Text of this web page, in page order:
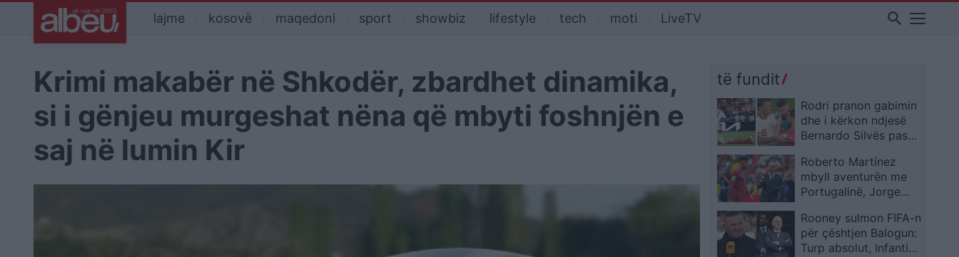
lajme kosovë maqedoni sport showbiz lifestyle tech moti LiveTV search
Krimi makabër në Shkodër, zbardhet dinamika,
si i gënjeu murgeshat nëna që mbyti foshnjën e
saj në lumin Kir
të fundit
Rodri pranon gabimin
dhe i kërkon ndjesë
Bernardo Silvës pas
sfidës me Portugalinë
Roberto Martínez
mbyll aventurën me
Portugalinë, Jorge
luzitan
Rooney sulmon FIFA-n
për çështjen Balogun:
Turp absolut, Infantino